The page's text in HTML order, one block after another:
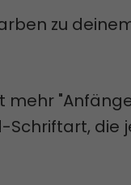
zu
mehr
Schriftart, die